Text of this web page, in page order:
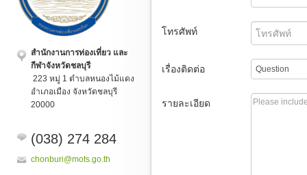
โทรศัพท์
เรื่องติดต่อ
รายละเอียด
สำนักงานการท่องเที่ยว และ
กีฬาจังหวัดชลบุรี
223 หมู่ 1 ตำบลหนองไม้แดง
อำเภอเมือง จังหวัดชลบุรี
20000
(038) 274 284
chonburi@mots.go.th